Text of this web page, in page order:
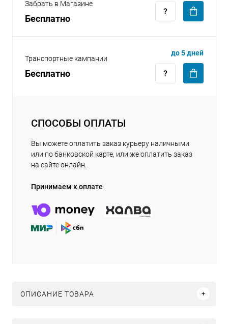
Забрать в Магазине
Бесплатно
Транспортные кампании
Бесплатно
до 5 дней
СПОСОБЫ ОПЛАТЫ
Вы можете оплатить заказ курьеру наличными
или по банковской карте, или же оплатить заказ
на сайте онлайн.
Принимаем к оплате
ОПИСАНИЕ ТОВАРА